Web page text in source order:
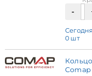
Сегодня
0 шт
Comap